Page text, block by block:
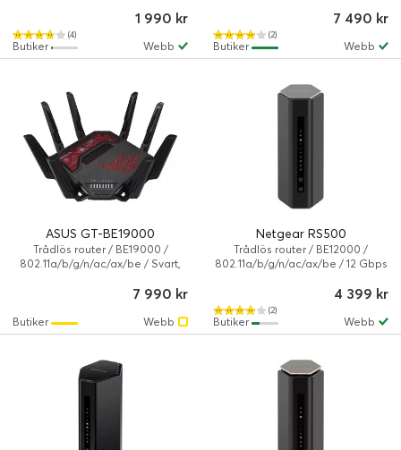
(4)
1 990 kr
Webb
Butiker
(2)
7 490 kr
Webb
Butiker
ASUS GT-BE19000
Trådlös router / BE19000 /
802.11a/b/g/n/ac/ax/be / Svart,
7 990 kr
Webb
Butiker
Netgear RS500
Trådlös router / BE12000 /
802.11a/b/g/n/ac/ax/be / 12 Gbps
(2)
4 399 kr
Webb
Butiker